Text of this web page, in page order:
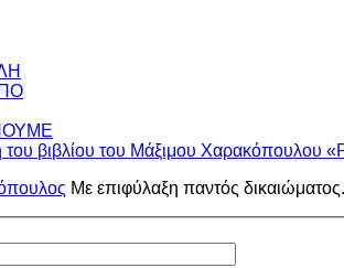
βιβλίου του Μάξιμου Χαρακόπουλου
Με επιφύλαξη παντός δικαιώματος.